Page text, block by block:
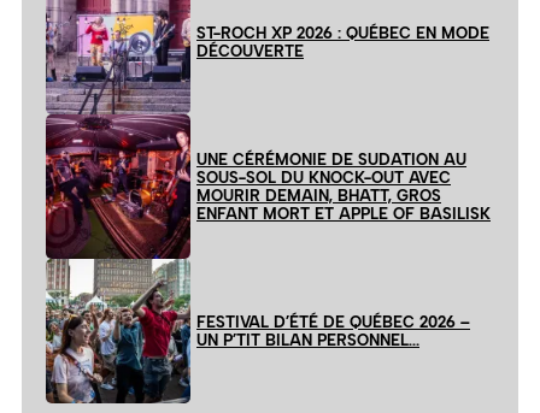
ST-ROCH XP 2026 : QUÉBEC EN MODE
DÉCOUVERTE
UNE CÉRÉMONIE DE SUDATION AU
SOUS-SOL DU KNOCK-OUT AVEC
MOURIR DEMAIN, BHATT, GROS
ENFANT MORT ET APPLE OF BASILISK
FESTIVAL D’ÉTÉ DE QUÉBEC 2026 –
UN P’TIT BILAN PERSONNEL…